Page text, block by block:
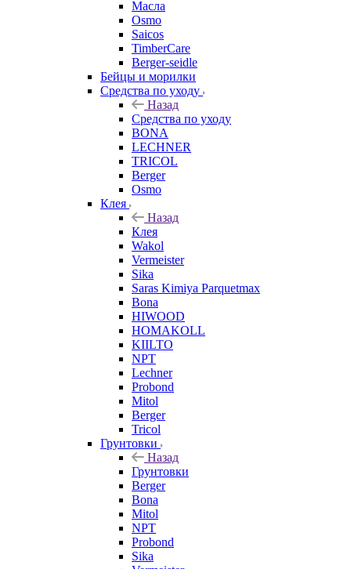
Масла
Osmo
Saicos
TimberCare
Berger-seidle
Бейцы и морилки
Средства по уходу
Назад
Средства по уходу
BONA
LECHNER
TRICOL
Berger
Osmo
Клея
Назад
Клея
Wakol
Vermeister
Sika
Saras Kimiya Parquetmax
Bona
HIWOOD
HOMAKOLL
KIILTO
NPT
Lechner
Probond
Mitol
Berger
Tricol
Грунтовки
Назад
Грунтовки
Berger
Bona
Mitol
NPT
Probond
Sika